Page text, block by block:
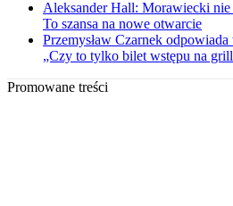
Aleksander Hall: Morawiecki nie
To szansa na nowe otwarcie
Przemysław Czarnek
„Czy to tylko bilet wstępu na
Promowane treści